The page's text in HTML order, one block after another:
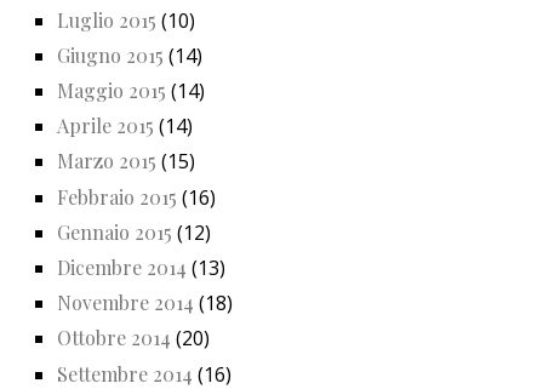
Luglio 2015 (10)
Giugno 2015 (14)
Maggio 2015 (14)
Aprile 2015 (14)
Marzo 2015 (15)
Febbraio 2015 (16)
Gennaio 2015 (12)
Dicembre 2014 (13)
Novembre 2014 (18)
Ottobre 2014 (20)
Settembre 2014 (16)